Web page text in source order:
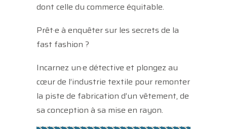
dont celle du commerce équitable.
Prêt·e à enquêter sur les secrets de la
fast fashion ?
Incarnez un·e détective et plongez au
cœur de l’industrie textile pour remonter
la piste de fabrication d’un vêtement, de
sa conception à sa mise en rayon.